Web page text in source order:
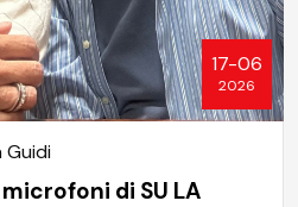
17-06
2026
Guidi
microfoni di SU LA